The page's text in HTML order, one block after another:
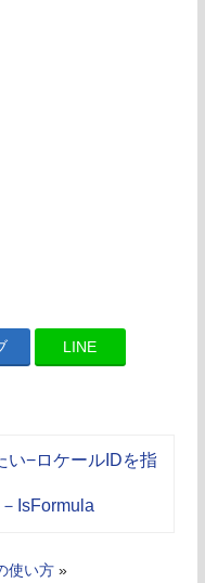
LINE
い−ロケールIDを指
IsFormula
使い方 »